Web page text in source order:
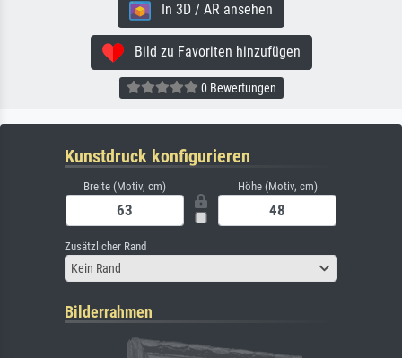
In 3D / AR ansehen
Bild zu Favoriten hinzufügen
0 Bewertungen
Kunstdruck konfigurieren
Breite (Motiv, cm) Höhe (Motiv, cm)
Zusätzlicher Rand
Kein Rand
Bilderrahmen